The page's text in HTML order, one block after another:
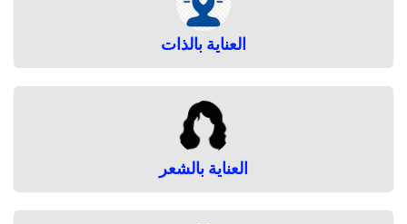
العناية بالذات
العناية بالشعر